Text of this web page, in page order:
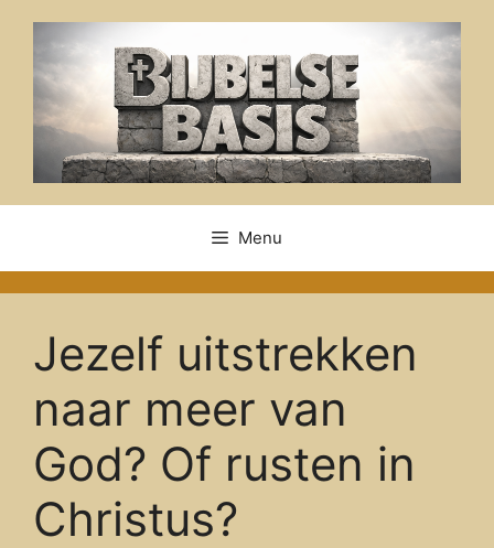
inhoud
Menu
Jezelf uitstrekken
naar meer van
God? Of rusten in
Christus?